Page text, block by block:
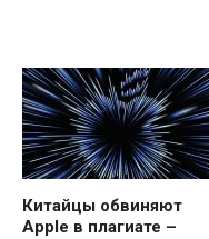
Китайцы обвиняют
Apple в плагиате –